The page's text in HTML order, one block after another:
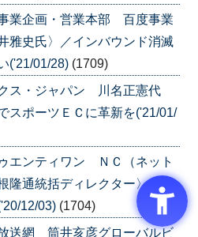
業企画・営業本部 百度事業
史氏〉／インバウンド消滅
('21/01/28) (1709)
ス・ジャパン 川名正憲代
スポーツＥＣに革新を('21/01/
エンティワン ＮＣ（ネット
通統括ディレクター〉／何
12/03) (1704)
送網 筒井亥彦グローバルビ